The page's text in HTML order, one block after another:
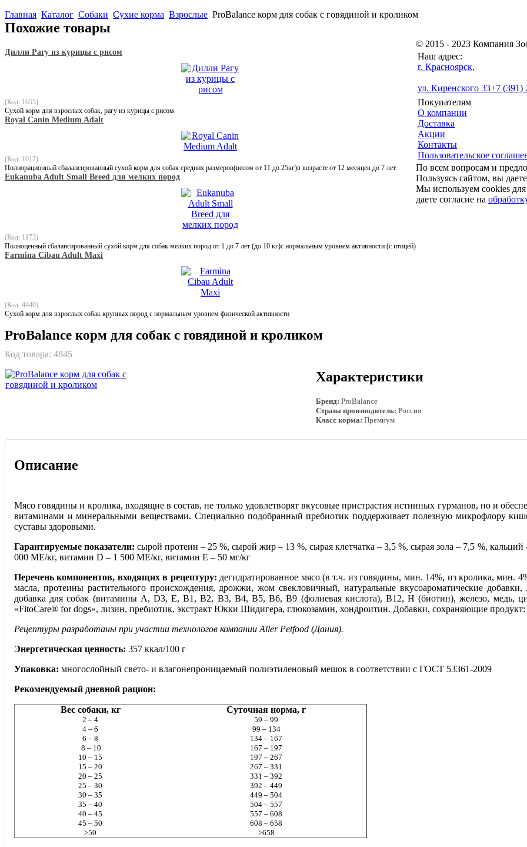
Главная Каталог Собаки Сухие корма Взрослые ProBalance корм для собак с говядиной и кроликом
Похожие товары
Дилли Рагу из курицы с рисом
(Код: 1655)
Сухой корм для взрослых собак, рагу из курицы с рисом
Royal Canin Medium Adalt
(Код: 1017)
Полнорационный сбалансированный сухой корм для собак средних размеров(весом от 11 до 25кг)в возрасте от 12 месяцев до 7 лет.
Eukanuba Adult Small Breed для мелких пород
(Код: 1173)
Полноценный сбалансированный сухой корм для собак мелких пород от 1 до 7 лет (до 10 кг)с нормальным уровнем активности (с птицей)
Farmina Cibau Adult Maxi
(Код: 4440)
Сухой корм для взрослых собак крупных пород с нормальным уровнем физической активности
ProBalance корм для собак с говядиной и кроликом
Код товара: 4845
Характеристики
Бренд: ProBalance
Страна производитель: Россия
Класс корма: Премиум
Описание
Мясо говядины и кролика, входящие в состав, не только удовлетворят вкусовые пристрастия истинных гурманов, но и
витаминами и минеральными веществами. Специально подобранный пребиотик поддерживает полезную микрофлору
суставы здоровыми.
Гарантируемые показатели:сырой протеин – 25 %, сырой жир – 13 %, сырая клетчатка – 3,5 %, сырая зола – 7,5 %,
000 МЕ/кг, витамин D – 1 500 МЕ/кг, витамин Е – 50 мг/кг
Перечень компонентов, входящих в рецептуру: дегидратированное мясо (в т.ч. из говядины, мин. 14%, из кролика, мин.
масла, протеины растительного происхождения, дрожжи, жом свекловичный, натуральные вкусоароматические
добавка для собак (витамины А, D3, Е, В1, В2, В3, В4, В5, В6, В9 (фолиевая кислота), В12, Н (биотин), железо, медь,
«FitoCare® for dogs», лизин, пребиотик, экстракт Юкки Шидигера, глюкозамин, хондроитин. Добавки, сохраняющие
Рецептуры разработаны при участии технологов компании Aller Petfood (Дания).
Энергетическая ценность: 357 ккал/100 г
Упаковка: многослойный свето- и влагонепроницаемый полиэтиленовый мешок в соответствии с ГОСТ 53361-2009
Рекомендуемый дневной рацион:
Вес собаки, кг Суточная норма, г
2 – 4
59 – 99
4 – 6
99 – 134
6 – 8
134 – 167
8 – 10
167 – 197
10 – 15
197 – 267
15 – 20
267 – 331
20 – 25
331 – 392
25 – 30
392 – 449
30 – 35
449 – 504
35 – 40
504 – 557
40 – 45
557 – 608
45 – 50
608 – 658
>50
>658
© 2015 - 2023 Компания
Наш адрес:
г. Красноярск,
ул. Киренского 33+7 (391)
Покупателям
О компании
Доставка
Акции
Контакты
Пользовательское
По всем вопросам и
Пользуясь сайтом, вы
Мы используем cookies для
даете согласие на